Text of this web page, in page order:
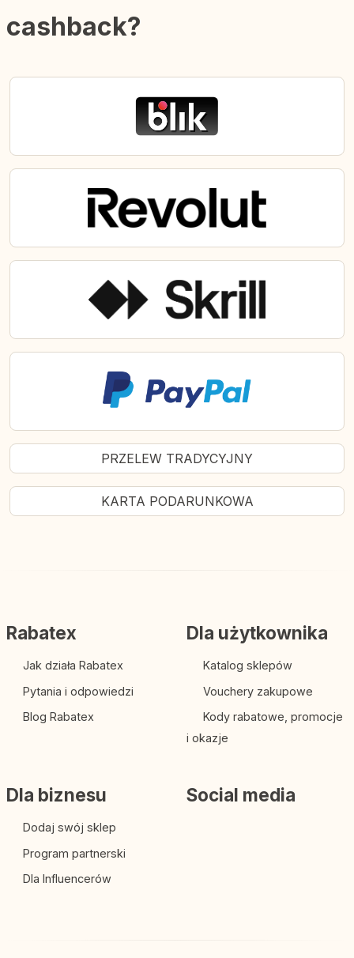
cashback?
PRZELEW TRADYCYJNY
KARTA PODARUNKOWA
Rabatex
Jak działa Rabatex
Pytania i odpowiedzi
Blog Rabatex
Dla użytkownika
Katalog sklepów
Vouchery zakupowe
Kody rabatowe, promocje
i okazje
Dla biznesu
Dodaj swój sklep
Program partnerski
Dla Influencerów
Social media